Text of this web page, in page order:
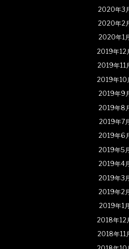
2020年3
2020年2
2020年1
2019年12
2019年11
2019年10
2019年9
2019年8
2019年7
2019年6
2019年5
2019年4
2019年3
2019年2
2019年1月
2018年12
2018年11